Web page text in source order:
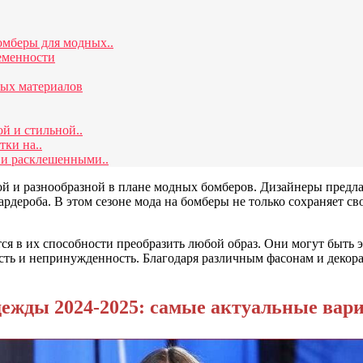
для модных..
материалов
и стильной..
на..
расклешенными..
и разнообразной в плане модных бомберов. Дизайнеры
В этом сезоне мода на бомберы не только сохраняет
в их способности преобразить любой образ. Они могут
и непринужденность. Благодаря различным фасонам и
2024-2025: самые актуальные